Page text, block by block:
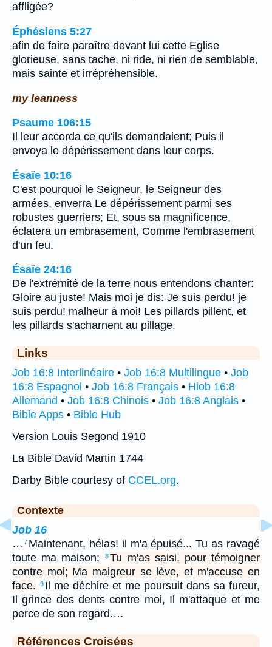
affligée?
Éphésiens 5:27
afin de faire paraître devant lui cette Eglise
glorieuse, sans tache, ni ride, ni rien de semblable,
mais sainte et irrépréhensible.
my leanness
Psaume 106:15
Il leur accorda ce qu'ils demandaient; Puis il
envoya le dépérissement dans leur corps.
Ésaïe 10:16
C'est pourquoi le Seigneur, le Seigneur des
armées, enverra Le dépérissement parmi ses
robustes guerriers; Et, sous sa magnificence,
éclatera un embrasement, Comme l'embrasement
d'un feu.
Ésaïe 24:16
De l'extrémité de la terre nous entendons chanter:
Gloire au juste! Mais moi je dis: Je suis perdu! je
suis perdu! malheur à moi! Les pillards pillent, et
les pillards s'acharnent au pillage.
Links
Job 16:8 Interlinéaire • Job 16:8 Multilingue • Job
16:8 Espagnol • Job 16:8 Français • Hiob 16:8
Allemand • Job 16:8 Chinois • Job 16:8 Anglais •
Bible Apps • Bible Hub
Version Louis Segond 1910
La Bible David Martin 1744
Darby Bible courtesy of CCEL.org.
Contexte
Job 16
… 7 Maintenant, hélas! il m'a épuisé... Tu as ravagé
toute ma maison;
8 Tu m'as saisi, pour témoigner
contre moi; Ma maigreur se lève, et m'accuse en
face.
9 Il me déchire et me poursuit dans sa fureur,
Il grince des dents contre moi, Il m'attaque et me
perce de son regard.…
Références Croisées